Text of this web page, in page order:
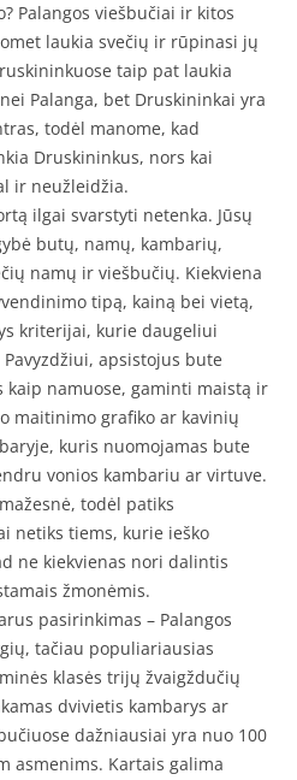
Palangos viešbučiai ir kitos
laukia svečių ir rūpinasi jų
taip pat laukia
Palanga, bet Druskininkai yra
todėl manome, kad
Druskininkus, nors kai
ir neužleidžia.
ilgai svarstyti netenka. Jūsų
butų, namų, kambarių,
namų ir viešbučių. Kiekviena
tipą, kainą bei vietą,
kriterijai, kurie daugeliui
apsistojus bute
namuose, gaminti maistą ir
maitinimo grafiko ar kavinių
kuris nuomojamas bute
vonios kambariu ar virtuve.
todėl patiks
netiks tiems, kurie ieško
ne kiekvienas nori dalintis
žmonėmis.
pasirinkimas – Palangos
tačiau populiariausias
klasės trijų žvaigždučių
dvivietis kambarys ar
dažniausiai yra nuo 100
asmenims. Kartais galima